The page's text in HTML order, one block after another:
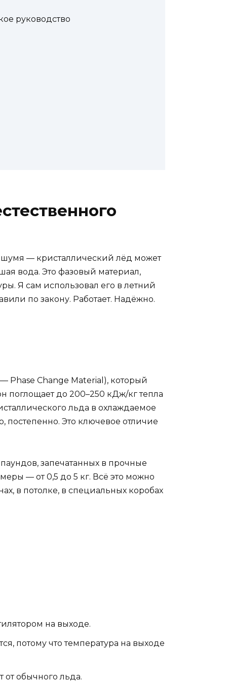
руководство
— кристаллический лёд может
вода. Это фазовый материал,
Я сам использовал его в летний
по закону. Работает. Надёжно.
Phase Change Material), который
поглощает до 200–250 кДж/кг тепла
льда в охлаждаемое
постепенно. Это ключевое отличие
запечатанных в прочные
— от 0,5 до 5 кг. Всё это можно
в потолке, в специальных коробах
на выходе.
потому что температура на выходе
от обычного льда.